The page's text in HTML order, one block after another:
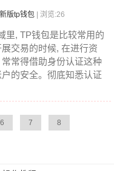
版tp钱包 | 浏览:26
里, TP钱包是比较常用的
交易的时候, 在进行资
常得借助身份认证这种
的安全。彻底知悉认证
6 7 8